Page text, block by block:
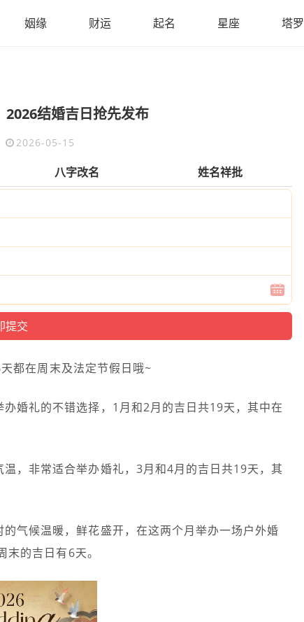
姻缘 财运 起名 星座 塔罗
结婚吉日抢先发布
2026-05-15
八字改名 姓名祥批
都在周末及法定节假日哦~
婚礼的不错选择，1月和2月的吉日共19天，其中在
，非常适合举办婚礼，3月和4月的吉日共19天，其
气候温暖，鲜花盛开，在这两个月举办一场户外婚
的吉日有6天。